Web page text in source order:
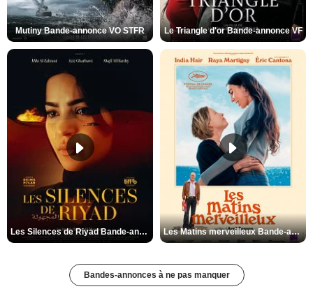
Mutiny Bande-annonce VO STFR Le Triangle d'or Bande-annonce VF
Les Silences de Riyad Bande-annonce VO STFR Les Matins merveilleux Bande-annonce VF
Bandes-annonces à ne pas manquer